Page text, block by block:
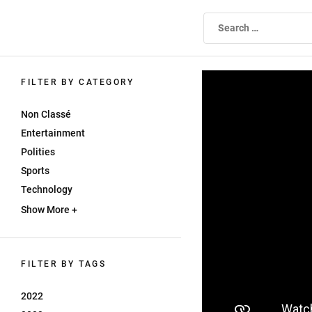
contentWEBTV UNIVERSITE ALGER1
FILTER BY CATEGORY
Non Classé
Entertainment
Polities
Sports
Technology
Show More +
FILTER BY TAGS
2022